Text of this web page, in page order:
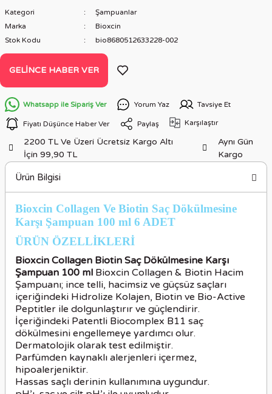
Kategori
Şampuanlar
Marka
Bioxcin
Stok Kodu
bio8680512633228-002
GELINCE HABER VER
Whatsapp ile Sipariş Ver Yorum Yaz Tavsiye Et
Fiyatı Düşünce Haber Ver Paylaş Karşılaştır
2200 TL Ve Üzeri Ücretsiz Kargo Altı
İçin 99,90 TL
Aynı Gün
Kargo
Ürün Bilgisi
Bioxcin Collagen Ve Biotin Saç Dökülmesine
Karşı Şampuan 100 ml 6 ADET
ÜRÜN ÖZELLİKLERİ
Bioxcin Collagen Biotin Saç Dökülmesine Karşı
Şampuan 100 ml Bioxcin Collagen & Biotin Hacim
Şampuanı; ince telli, hacimsiz ve güçsüz saçları
içeriğindeki Hidrolize Kolajen, Biotin ve Bio-Active
Peptitler ile dolgunlaştırır ve güçlendirir.
İçeriğindeki Patentli Biocomplex B11 saç
dökülmesini engellemeye yardımcı olur.
Dermatolojik olarak test edilmiştir.
Parfümden kaynaklı alerjenleri içermez,
hipoalerjeniktir.
Hassas saçlı derinin kullanımına uygundur.